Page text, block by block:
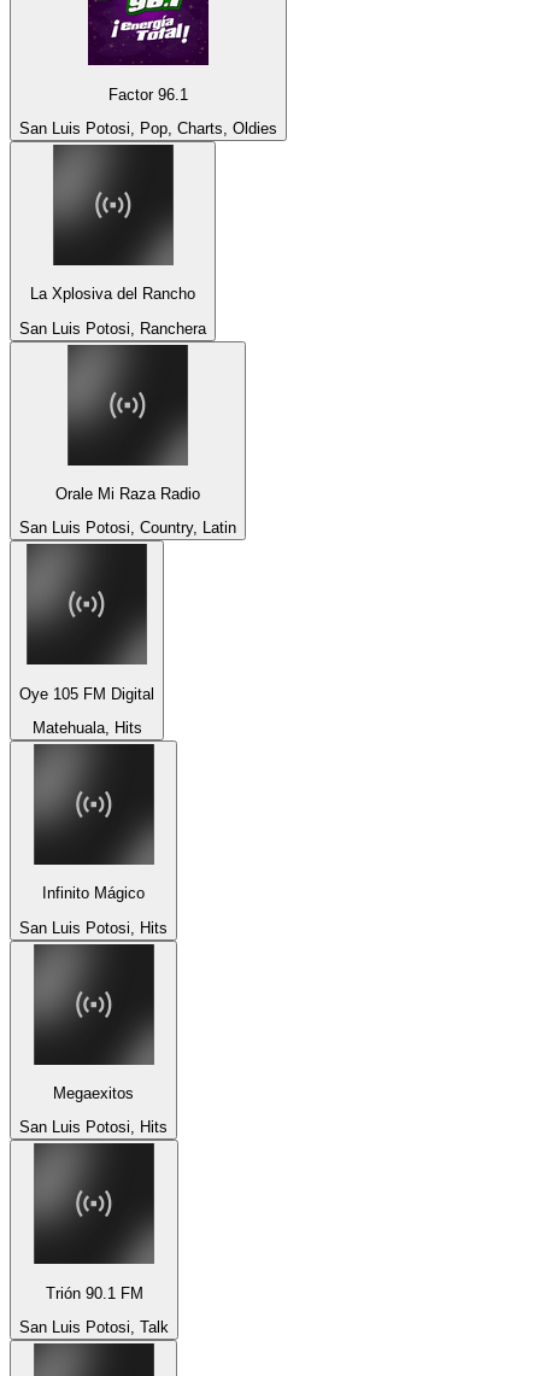
Factor 96.1
San Luis Potosi, Pop, Charts, Oldies
La Xplosiva del Rancho
San Luis Potosi, Ranchera
Orale Mi Raza Radio
San Luis Potosi, Country, Latin
Oye 105 FM Digital
Matehuala, Hits
Infinito Mágico
San Luis Potosi, Hits
Megaexitos
San Luis Potosi, Hits
Trión 90.1 FM
San Luis Potosi, Talk